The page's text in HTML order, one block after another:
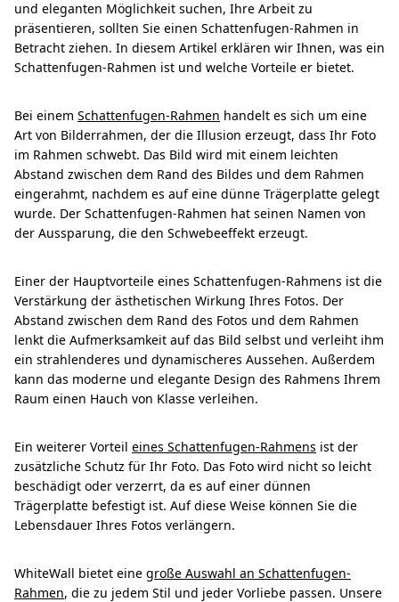
und eleganten Möglichkeit suchen, Ihre Arbeit zu
präsentieren, sollten Sie einen Schattenfugen-Rahmen in
Betracht ziehen. In diesem Artikel erklären wir Ihnen, was ein
Schattenfugen-Rahmen ist und welche Vorteile er bietet.
Bei einem Schattenfugen-Rahmen handelt es sich um eine
Art von Bilderrahmen, der die Illusion erzeugt, dass Ihr Foto
im Rahmen schwebt. Das Bild wird mit einem leichten
Abstand zwischen dem Rand des Bildes und dem Rahmen
eingerahmt, nachdem es auf eine dünne Trägerplatte gelegt
wurde. Der Schattenfugen-Rahmen hat seinen Namen von
der Aussparung, die den Schwebeeffekt erzeugt.
Einer der Hauptvorteile eines Schattenfugen-Rahmens ist die
Verstärkung der ästhetischen Wirkung Ihres Fotos. Der
Abstand zwischen dem Rand des Fotos und dem Rahmen
lenkt die Aufmerksamkeit auf das Bild selbst und verleiht ihm
ein strahlenderes und dynamischeres Aussehen. Außerdem
kann das moderne und elegante Design des Rahmens Ihrem
Raum einen Hauch von Klasse verleihen.
Ein weiterer Vorteil eines Schattenfugen-Rahmens ist der
zusätzliche Schutz für Ihr Foto. Das Foto wird nicht so leicht
beschädigt oder verzerrt, da es auf einer dünnen
Trägerplatte befestigt ist. Auf diese Weise können Sie die
Lebensdauer Ihres Fotos verlängern.
WhiteWall bietet eine große Auswahl an Schattenfugen-
Rahmen, die zu jedem Stil und jeder Vorliebe passen. Unsere